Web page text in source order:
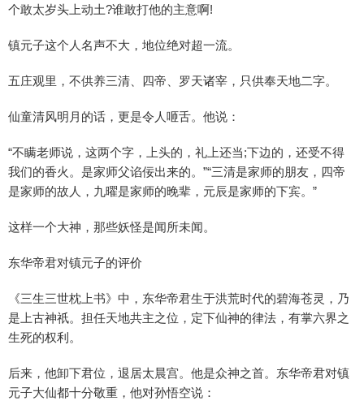
个敢太岁头上动土?谁敢打他的主意啊!
镇元子这个人名声不大，地位绝对超一流。
五庄观里，不供养三清、四帝、罗天诸宰，只供奉天地二字。
仙童清风明月的话，更是令人咂舌。他说：
“不瞒老师说，这两个字，上头的，礼上还当;下边的，还受不得
我们的香火。是家师父谄佞出来的。”“三清是家师的朋友，四帝
是家师的故人，九曜是家师的晚辈，元辰是家师的下宾。”
这样一个大神，那些妖怪是闻所未闻。
东华帝君对镇元子的评价
《三生三世枕上书》中，东华帝君生于洪荒时代的碧海苍灵，乃
是上古神祇。担任天地共主之位，定下仙神的律法，有掌六界之
生死的权利。
后来，他卸下君位，退居太晨宫。他是众神之首。东华帝君对镇
元子大仙都十分敬重，他对孙悟空说：